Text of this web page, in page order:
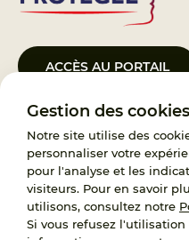
Gestion des cookies
Notre site utilise des
personnaliser votre
pour l'analyse et les
visiteurs. Pour en savoir
utilisons, consultez notre
Si vous refusez l'utilisation
ACCÈS AU PORTAIL
Le Groupement d’Intérêt
janvier 2023, a pour objet
119, d’accompagnement des
demandes d’accès aux
Protégée est également un
l’ensemble des professionnels,
politique publique à travers le
nationaux.